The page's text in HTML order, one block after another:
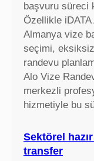
s
f
a
r
başvuru süreci
Özellikle
Almanya vize
seçimi, eksiksiz
randevu
Alo Vize
merkezli
hizmetiyle bu
Sektörel
transfer